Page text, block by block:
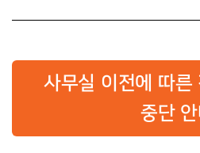
사무실 이전에 따른
중단 안